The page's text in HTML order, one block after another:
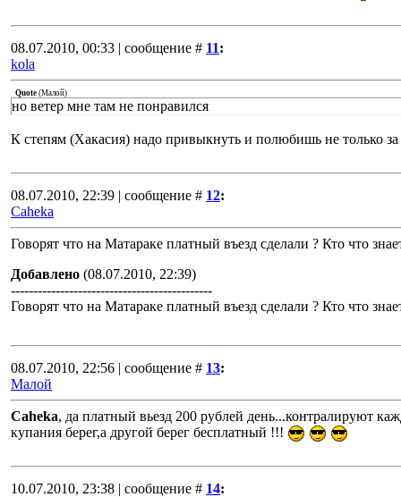
08.07.2010, 00:33 | сообщение # 11:
kola
Quote (Малой)
но ветер мне там не понравился
К степям (Хакасия) надо привыкнуть и полюбишь не только за
08.07.2010, 22:39 | сообщение # 12:
Caheka
Говорят что на Матараке платный въезд сделали ? Кто что
Добавлено (08.07.2010, 22:39)
---------------------------------------------
Говорят что на Матараке платный въезд сделали ? Кто что
08.07.2010, 22:56 | сообщение # 13:
Малой
Caheka, да платный вьезд 200 рублей день...контралируют
купания берег,а другой берег бесплатный !!!
10.07.2010, 23:38 | сообщение # 14: